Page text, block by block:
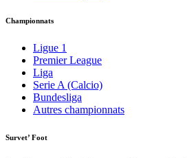
Championnats
Ligue 1
Premier League
Liga
Serie A (Calcio)
Bundesliga
Autres championnats
Survet’ Foot